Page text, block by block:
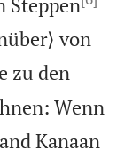
von
zu den
Wenn
Kanaan